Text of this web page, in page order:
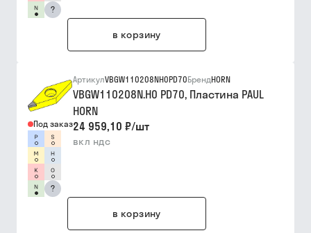
?
в корзину
Под заказ
?
АртикулVBGW110208NH0PD70БрендHORN
VBGW110208N.H0 PD70, Пластина PAUL
HORN
24 959,10 ₽/шт
вкл ндс
в корзину